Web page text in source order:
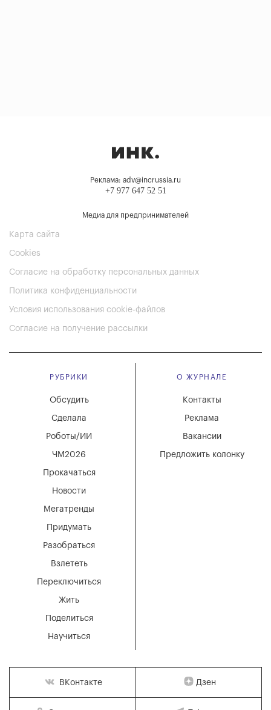
Реклама: adv@incrussia.ru
+7 977 647 52 51
Медиа для предпринимателей
Карта сайта
Cookies
Согласие на обработку персональных данных
Политика конфиденциальности
Условия использования cookie-файлов
Согласие на получение рассылки
РУБРИКИ
Мегатренды
Придумать
Разобраться
Взлететь
Новости
Переключиться
Жить
Поделиться
Научиться
Обсудить
Сделала
Роботы/ИИ
ЧМ2026
Прокачаться
О ЖУРНАЛЕ
Вакансии
Реклама
Контакты
Предложить колонку
ВКонтакте Дзен